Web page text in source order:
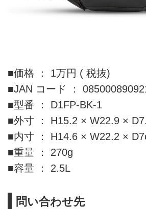
■価格 ： 1万円 ( 税抜)
■JAN コード ：
■型番 ： D1FP-BK-1
■外寸 ： H15.2 × W22.9 ×
■内寸 ： H14.6 × W22.2 ×
■重量 ： 270g
■容量 ： 2.5L
問い合わせ先